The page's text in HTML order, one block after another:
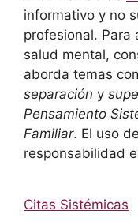
informativo y no
profesional. Para
salud mental,
aborda temas
separación y
Pensamiento
Familiar. El uso
responsabilidad
Citas Sistémicas